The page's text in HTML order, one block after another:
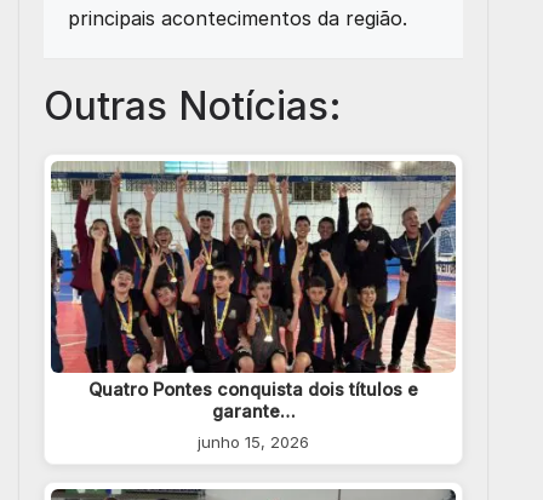
principais acontecimentos da região.
Outras Notícias:
Quatro Pontes conquista dois títulos e
garante…
junho 15, 2026